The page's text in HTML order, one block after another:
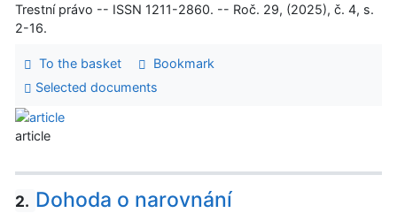
Trestní právo -- ISSN 1211-2860. -- Roč. 29, (2025), č. 4, s.
2-16.
To the basket
Bookmark
Selected documents
article
2. Dohoda o narovnání